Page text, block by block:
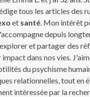
tous les articles des
et santé. Mon intérêt
depuis
et partager des
dans nos vies.
du psychisme
relationnelles, tout en
intéressée par la